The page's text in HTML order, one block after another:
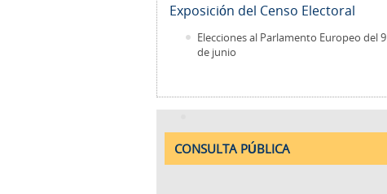
Exposición del Censo Electoral
Elecciones al Parlamento Europeo del 9
de junio
CONSULTA PÚBLICA